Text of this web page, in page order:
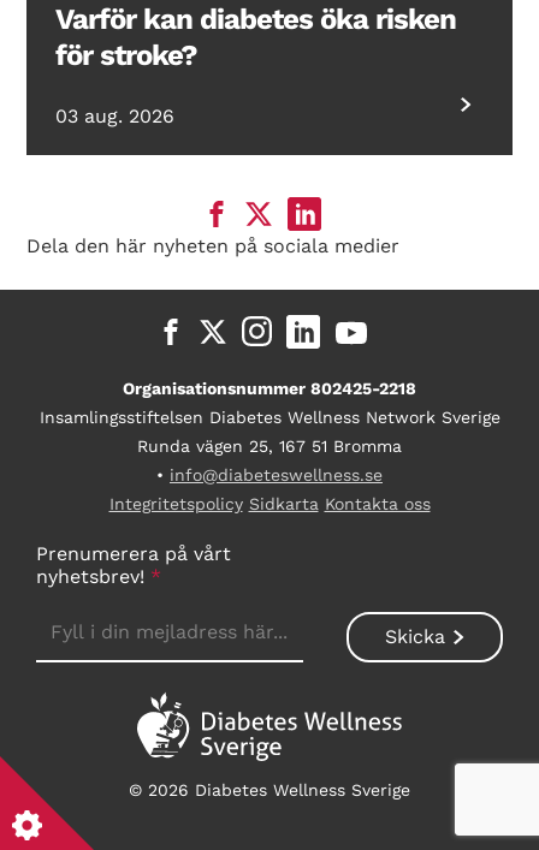
Varför kan diabetes öka risken
för stroke?
03 aug. 2026
Dela den här nyheten på sociala medier
Organisationsnummer 802425-2218
Insamlingsstiftelsen Diabetes Wellness Network Sverige
Runda vägen 25, 167 51 Bromma
• info@diabeteswellness.se
Integritetspolicy Sidkarta Kontakta oss
Prenumerera på vårt
nyhetsbrev! *
© 2026 Diabetes Wellness Sverige